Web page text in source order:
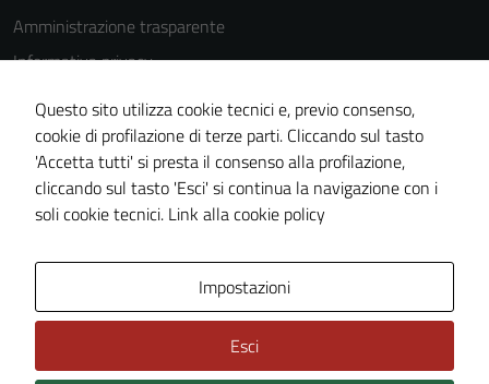
Amministrazione trasparente
Informativa privacy
Cookie Policy
Note legali
Dichiarazione di accessibilità
Piano di miglioramento del sito
Questo sito utilizza cookie tecnici e, previo consenso,
cookie di profilazione di terze parti. Cliccando sul tasto
'Accetta tutti' si presta il consenso alla profilazione,
cliccando sul tasto 'Esci' si continua la navigazione con i
soli cookie tecnici. Link alla cookie policy
Impostazioni
Esci
funzionamento
possono
essere
disabilitati.
Questi cookie
non raccolgono
personali.